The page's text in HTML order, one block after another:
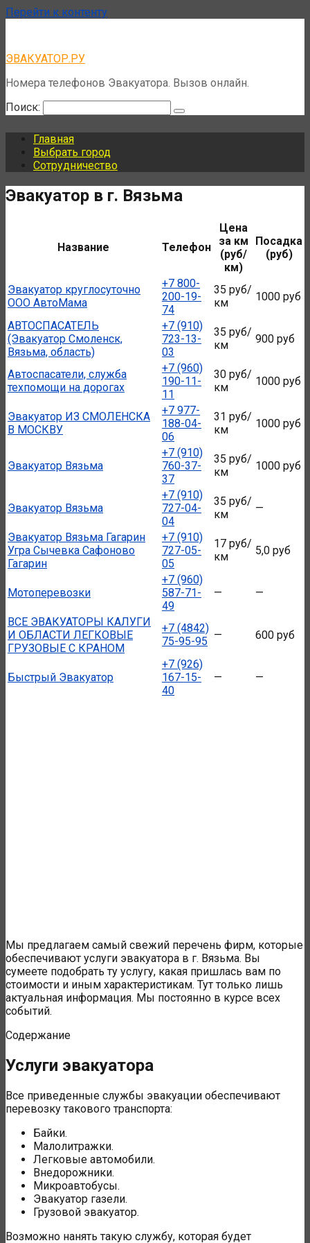
Перейти к контенту
ЭВАКУАТОР.РУ
Номера телефонов Эвакуатора. Вызов онлайн.
Поиск:
Главная
Выбрать город
Сотрудничество
Эвакуатор в г. Вязьма
Название Телефон
Цена
за км
(руб/
км)
Посадка
(руб)
Эвакуатор круглосуточно
ООО АвтоМама
+7 800-
200-19-
74
35 руб/
км
1000 руб
АВТОСПАСАТЕЛЬ
(Эвакуатор Смоленск,
Вязьма, область)
+7 (910)
723-13-
03
35 руб/
км
900 руб
Автоспасатели, служба
техпомощи на дорогах
+7 (960)
190-11-
11
30 руб/
км
1000 руб
Эвакуатор ИЗ СМОЛЕНСКА
В МОСКВУ
+7 977-
188-04-
06
31 руб/
км
1000 руб
Эвакуатор Вязьма
+7 (910)
760-37-
37
35 руб/
км
1000 руб
Эвакуатор Вязьма
+7 (910)
727-04-
04
35 руб/
км
—
Эвакуатор Вязьма Гагарин
Угра Сычевка Сафоново
Гагарин
+7 (910)
727-05-
05
17 руб/
км
5,0 руб
Мотоперевозки
+7 (960)
587-71-
49
— —
ВСЕ ЭВАКУАТОРЫ КАЛУГИ
И ОБЛАСТИ ЛЕГКОВЫЕ
ГРУЗОВЫЕ С КРАНОМ
+7 (4842)
75-95-95 — 600 руб
Быстрый Эвакуатор
+7 (926)
167-15-
40
— —
Мы предлагаем самый свежий перечень фирм, которые
обеспечивают услуги эвакуатора в г. Вязьма. Вы
сумеете подобрать ту услугу, какая пришлась вам по
стоимости и иным характеристикам. Тут только лишь
актуальная информация. Мы постоянно в курсе всех
событий.
Содержание
Услуги эвакуатора
Все приведенные службы эвакуации обеспечивают
перевозку такового транспорта:
Байки.
Малолитражки.
Легковые автомобили.
Внедорожники.
Микроавтобусы.
Эвакуатор газели.
Грузовой эвакуатор.
Возможно нанять такую службу, которая будет